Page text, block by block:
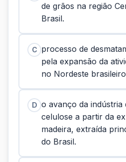
de grãos na região
Brasil.
C processo de
pela expansão da
no Nordeste
D o avanço da indústria
celulose a partir da
madeira, extraída
do Brasil.